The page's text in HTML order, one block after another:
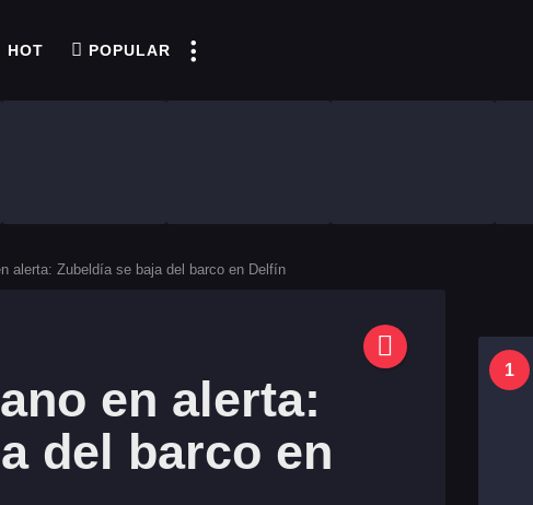
HOT POPULAR
alerta: Zubeldía se baja del barco en Delfín
en alerta:
del barco en
1